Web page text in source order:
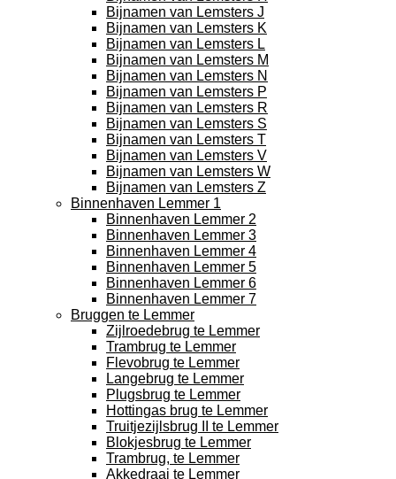
Bijnamen van Lemsters J
Bijnamen van Lemsters K
Bijnamen van Lemsters L
Bijnamen van Lemsters M
Bijnamen van Lemsters N
Bijnamen van Lemsters P
Bijnamen van Lemsters R
Bijnamen van Lemsters S
Bijnamen van Lemsters T
Bijnamen van Lemsters V
Bijnamen van Lemsters W
Bijnamen van Lemsters Z
Binnenhaven Lemmer 1
Binnenhaven Lemmer 2
Binnenhaven Lemmer 3
Binnenhaven Lemmer 4
Binnenhaven Lemmer 5
Binnenhaven Lemmer 6
Binnenhaven Lemmer 7
Bruggen te Lemmer
Zijlroedebrug te Lemmer
Trambrug te Lemmer
Flevobrug te Lemmer
Langebrug te Lemmer
Plugsbrug te Lemmer
Hottingas brug te Lemmer
Truitjezijlsbrug II te Lemmer
Blokjesbrug te Lemmer
Trambrug, te Lemmer
Akkedraai te Lemmer